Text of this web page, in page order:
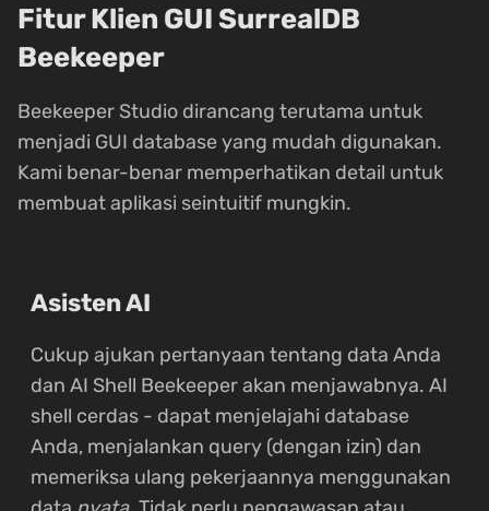
Fitur Klien GUI SurrealDB
Beekeeper
Beekeeper Studio dirancang terutama untuk
menjadi GUI database yang mudah digunakan.
Kami benar-benar memperhatikan detail untuk
membuat aplikasi seintuitif mungkin.
Asisten AI
Cukup ajukan pertanyaan tentang data Anda
dan AI Shell Beekeeper akan menjawabnya. AI
shell cerdas - dapat menjelajahi database
Anda, menjalankan query (dengan izin) dan
memeriksa ulang pekerjaannya menggunakan